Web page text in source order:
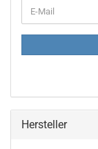
ZUR
E-
Mail
Hersteller